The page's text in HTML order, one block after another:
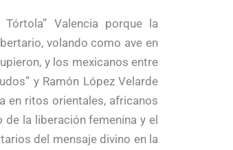
Valencia porque la
volando como ave en
y los mexicanos entre
y Ramón López Velarde
en ritos orientales, africanos
la liberación femenina y el
del mensaje divino en la